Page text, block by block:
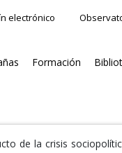
electrónico
Formación
de la crisis